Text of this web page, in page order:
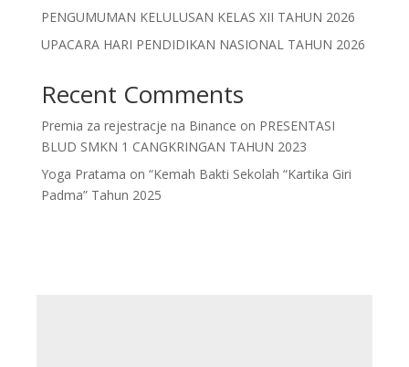
PENGUMUMAN KELULUSAN KELAS XII TAHUN 2026
UPACARA HARI PENDIDIKAN NASIONAL TAHUN 2026
Recent Comments
Premia za rejestracje na Binance on PRESENTASI
BLUD SMKN 1 CANGKRINGAN TAHUN 2023
Yoga Pratama on “Kemah Bakti Sekolah “Kartika Giri
Padma” Tahun 2025